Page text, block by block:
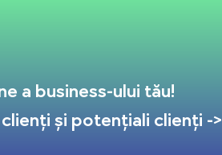
a business-ului tău!
și potențiali clienți ->